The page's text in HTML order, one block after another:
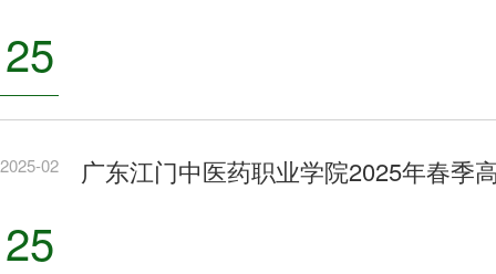
25
2025-02
25
广东江门中医药职业学院2025年春季